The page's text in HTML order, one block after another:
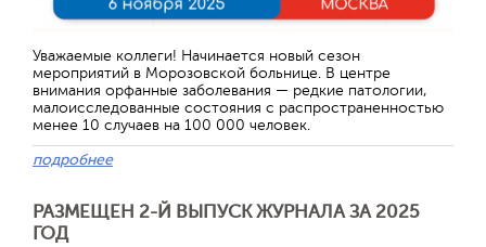
Уважаемые коллеги! Начинается новый сезон
мероприятий в Морозовской больнице. В центре
внимания орфанные заболевания — редкие патологии,
малоисследованные состояния с распространенностью
менее 10 случаев на 100 000 человек.
подробнее
РАЗМЕЩЕН 2-Й ВЫПУСК ЖУРНАЛА ЗА 2025
ГОД